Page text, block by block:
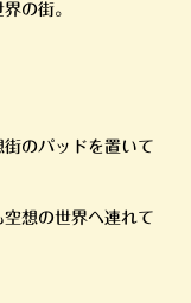
の街。
のパッドを置いて
想の世界へ連れて